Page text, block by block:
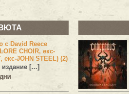
с David Reece
CHOIR, екс-
екс-JOHN STEEL) (2)
издание […]